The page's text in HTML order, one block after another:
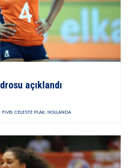
açıklandı
FIVB, CELESTE PLAK, HOLLANDA